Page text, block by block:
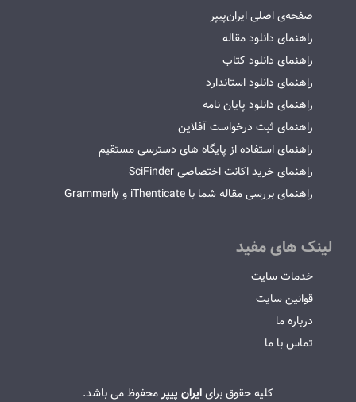
صفحه‌ی اصلی ایران‌پیپر
راهنمای دانلود مقاله
راهنمای دانلود کتاب
راهنمای دانلود استاندارد
راهنمای دانلود پایان نامه
راهنمای ثبت درخواست آفلاین
راهنمای استفاده از پایگاه های دسترسی مستقیم
راهنمای خرید اکانت اختصاصی SciFinder
راهنمای بررسی مقاله شما با iThenticate و Grammerly
لینک های مفید
خدمات سایت
قوانین سایت
درباره ما
تماس با ما
کلیه حقوق برایایران پیپرمحفوظ می باشد.